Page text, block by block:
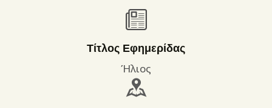
ΔΡΑΣΤΗΡΙΟΤΗΤΕΣ
ΕΠΙΚΟΙΝΩΝΊΑ
Τίτλος Εφημερίδας
Ήλιος